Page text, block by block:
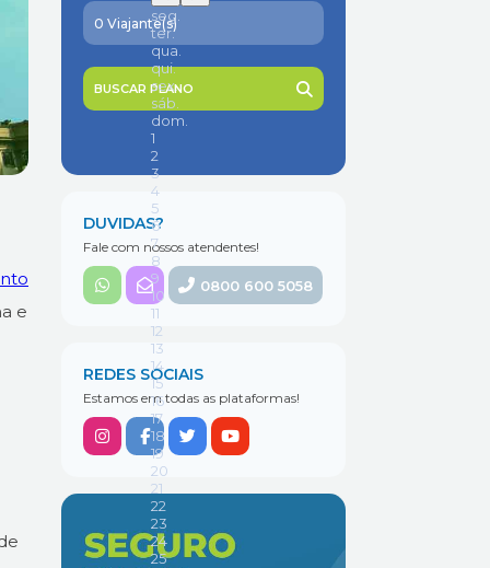
e
BUSCAR PLANO
DUVIDAS?
Fale com nossos atendentes!
0800 600 5058
REDES SOCIAIS
Estamos em todas as plataformas!